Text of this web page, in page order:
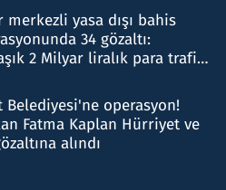
merkezli yasa dışı bahis
34 gözaltı:
2 Milyar liralık para trafiği
Belediyesi'ne operasyon!
Fatma Kaplan Hürriyet ve
alındı